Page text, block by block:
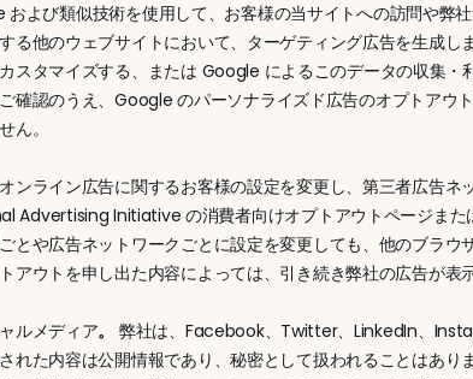
および類似技術を使用して、お客様の当サイトへの訪問や弊
る他のウェブサイトにおいて、ターゲティング広告を生成
スタマイズする、または Google によるこのデータの収集
確認のうえ、Google のパーソナライズド広告のオプトアウ
ん。
ンライン広告に関するお客様の設定を変更し、第三者広告ネ
Advertising Initiative の消費者向けオプトアウトページま
とや広告ネットワークごとに設定を変更しても、他のブラ
アウトを申し出た内容によっては、引き続き弊社の広告が表
ルメディア。
弊社は、Facebook、Twitter、LinkedIn、
れた内容は公開情報であり、秘密として扱われることはあ